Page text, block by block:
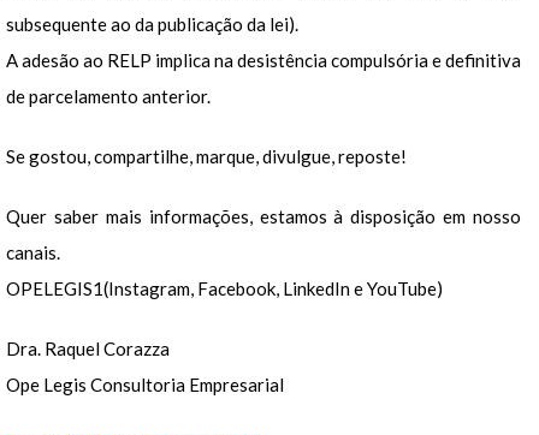
subsequente ao da publicação da lei).
A adesão ao RELP implica na desistência compulsória e definitiva
de parcelamento anterior.
Se gostou, compartilhe, marque, divulgue, reposte!
Quer saber mais informações, estamos à disposição em nosso
canais.
OPELEGIS1(Instagram, Facebook, LinkedIn e YouTube)
Dra. Raquel Corazza
Ope Legis Consultoria Empresarial